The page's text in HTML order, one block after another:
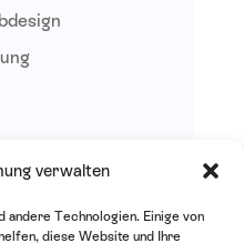
verwalten
Technologien. Einige von
diese Website und Ihre
vorhanden.